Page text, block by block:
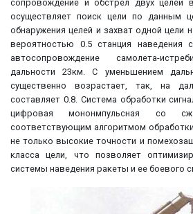
сопровождение и обстрел двух целей
осуществляет поиск цели по данным
обнаружения целей и захват одной цели
вероятностью 0.5 станция наведения
автосопровождение самолета-
дальности 23км. С уменьшением
существенно возрастает, так, на
составляет 0.8. Система обработки
цифровая мононмпульсная со
соответствующим алгоритмом
не только высокие точности и
класса цели, что позволяет
системы наведения ракеты и ее боевого